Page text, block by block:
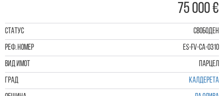
75 000 €
СТАТУС СВОБОДЕН
РЕФ. НОМЕР ES-FV-CA-0310
Вид имот Парцел
Град Калдерета